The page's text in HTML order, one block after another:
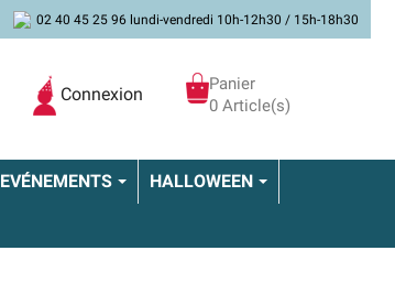
02 40 45 25 96 lundi-vendredi 10h-12h30 / 15h-18h30
Connexion
Panier
0 Article(s)
EVÉNEMENTS HALLOWEEN